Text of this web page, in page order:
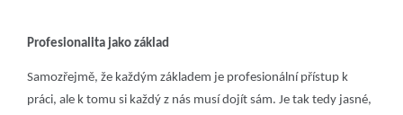
Profesionalita jako základ
Samozřejmě, že každým základem je profesionální přístup k
práci, ale k tomu si každý z nás musí dojít sám. Je tak tedy jasné,